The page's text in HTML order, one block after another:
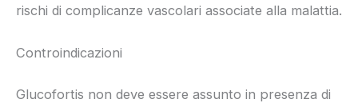
rischi di complicanze vascolari associate alla malattia.
Controindicazioni
Glucofortis non deve essere assunto in presenza di